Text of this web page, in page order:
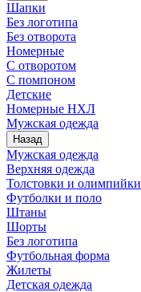
Шапки
Без логотипа
Без отворота
Номерные
С отворотом
С помпоном
Детские
Номерные НХЛ
Мужская одежда
Назад
Мужская одежда
Верхняя одежда
Толстовки и олимпийки
Футболки и поло
Штаны
Шорты
Без логотипа
Футбольная форма
Жилеты
Детская одежда